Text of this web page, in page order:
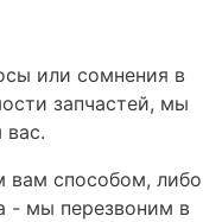
или сомнения в
запчастей, мы
вас.
вам способом, либо
- мы перезвоним в